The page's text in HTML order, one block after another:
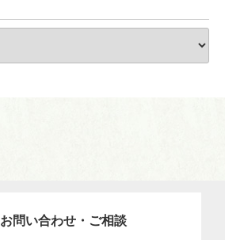
お問い合わせ・ご相談